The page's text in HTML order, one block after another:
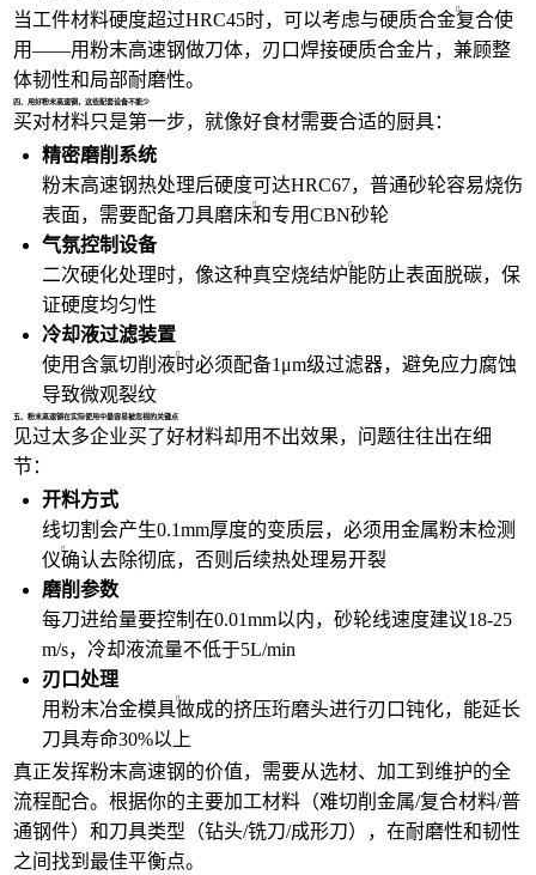
当工件材料硬度超过HRC45时，可以考虑与硬质合金复合使
用——用粉末高速钢做刀体，刃口焊接硬质合金片，兼顾整
体韧性和局部耐磨性。
四、用好粉末高速钢，这些配套设备不能少
买对材料只是第一步，就像好食材需要合适的厨具：
精密磨削系统
粉末高速钢热处理后硬度可达HRC67，普通砂轮容易烧伤
表面，需要配备刀具磨床和专用CBN砂轮
气氛控制设备
二次硬化处理时，像这种真空烧结炉能防止表面脱碳，保
证硬度均匀性
冷却液过滤装置
使用含氯切削液时必须配备1μm级过滤器，避免应力腐蚀
导致微观裂纹
五、粉末高速钢在实际使用中最容易被忽视的关键点
见过太多企业买了好材料却用不出效果，问题往往出在细
节：
开料方式
线切割会产生0.1mm厚度的变质层，必须用金属粉末检测
仪确认去除彻底，否则后续热处理易开裂
磨削参数
每刀进给量要控制在0.01mm以内，砂轮线速度建议18-25
m/s，冷却液流量不低于5L/min
刃口处理
用粉末冶金模具做成的挤压珩磨头进行刃口钝化，能延长
刀具寿命30%以上
真正发挥粉末高速钢的价值，需要从选材、加工到维护的全
流程配合。根据你的主要加工材料（难切削金属/复合材料/普
通钢件）和刀具类型（钻头/铣刀/成形刀），在耐磨性和韧性
之间找到最佳平衡点。